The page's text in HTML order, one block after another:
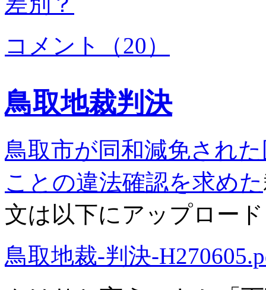
コメント（20）
鳥取地裁判決
鳥取市が同和減免され
ことの違法確認を求めた
文は以下にアップロー
鳥取地裁-判決-